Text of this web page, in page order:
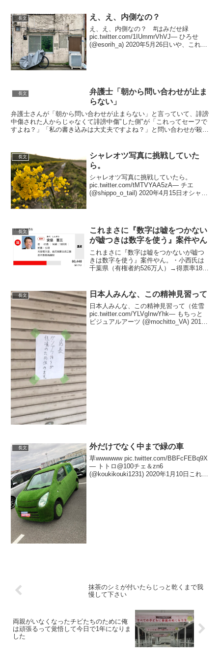
長文 え、え、内側なの？
え、え、内側なの？ #はみだせ緑
pic.twitter.com/1IUmmrVhVJ— ひろせ
(@esorih_a) 2020年5月26日いや、これを
長文
弁護士「朝から問い合わせが止ま
らない」
弁護士さんが「朝から問い合わせが止まらない」と言っていて、誹謗
中傷された人からじゃなくて誹謗中傷"した側"が「これってセーフで
すよね？」「私の書き込みは大丈夫ですよね？」と問い合わせが殺到
長文
シャレオツ写真に挑戦していた
ら。
シャレオツ写真に挑戦していたら。
pic.twitter.com/tMTVYAA5zA— チエ
(@shippo_o_tail) 2020年4月15日オシャレ
長文
これまさに『数字は嘘をつかない
が嘘つきは数字を使う』案件やん
これまさに『数字は嘘をつかないが嘘つ
きは数字を使う』案件やん。・小西氏は
千葉県（有権者約526万人）→得票率18%
倍氏は山口4区（有:約24万人）→得票率
69%で...
長文 日本人みんな、この精神見習って
日本人みんな、この精神見習って（佐雪
pic.twitter.com/YLVgInwYhk— もちっと
ビジュアルアーツ (@mochitto_VA) 2019
長文 外だけでなく中まで緑の車
草wwwwww pic.twitter.com/BBFcFEBq9X
— トトロ@100チェ＆zn6
(@koukikouki1231) 2020年1月10日これな
抹茶のシミが付いたらじっと乾くまで我
慢して下さい
両親がいなくなったチビたちのために俺
は頑張るって覚悟して今日で1年になりま
した